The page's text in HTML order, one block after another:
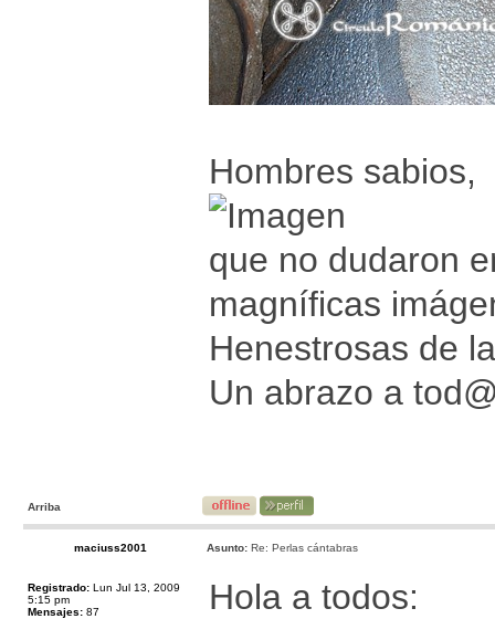
Hombres sabios,
que no dudaron
magníficas
Henestrosas de
Un abrazo a
Arriba
maciuss2001 Asunto: Re: Perlas cántabras
Registrado: Lun Jul 13, 2009
5:15 pm
Mensajes: 87
Hola a todos: